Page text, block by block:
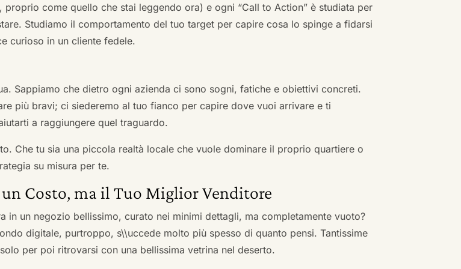
come quello che stai leggendo ora) e ogni “Call to Action” è studiata per
Studiamo il comportamento del tuo target per capire cosa lo spinge a fidarsi
curioso in un cliente fedele.
Sappiamo che dietro ogni azienda ci sono sogni, fatiche e obiettivi concreti.
più bravi; ci siederemo al tuo fianco per capire dove vuoi arrivare e ti
a raggiungere quel traguardo.
Che tu sia una piccola realtà locale che vuole dominare il proprio quartiere o
su misura per te.
Costo, ma il Tuo Miglior Venditore
in un negozio bellissimo, curato nei minimi dettagli, ma completamente vuoto?
digitale, purtroppo, s\\uccede molto più spesso di quanto pensi. Tantissime
per poi ritrovarsi con una bellissima vetrina nel deserto.